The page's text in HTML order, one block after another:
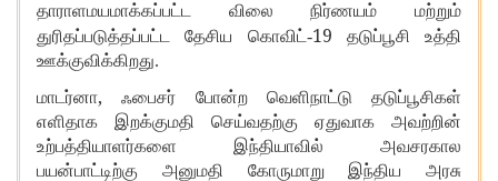
தாராளமயமாக்கப்பட்ட விலை நிர்ணயம் மற்றும்
துரிதப்படுத்தப்பட்ட தேசிய கொவிட்-19 தடுப்பூசி உத்தி
ஊக்குவிக்கிறது.
மாடர்னா,ஃபைசர் போன்ற வெளிநாட்டு தடுப்பூசிகள்
எளிதாக இறக்குமதி செய்வதற்கு ஏதுவாக அவற்றின்
உற்பத்தியாளர்களை இந்தியாவில் அவசரகால
பயன்பாட்டிற்கு அனுமதி கோருமாறு இந்திய அரசு